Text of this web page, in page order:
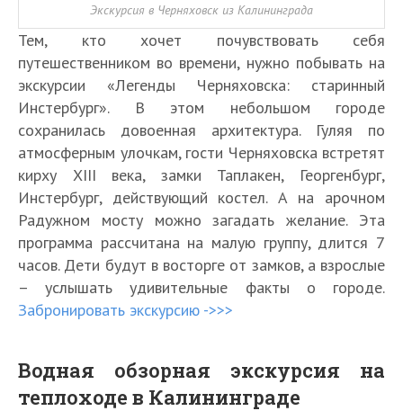
Экскурсия в Черняховск из Калининграда
Тем, кто хочет почувствовать себя
путешественником во времени, нужно побывать на
экскурсии «Легенды Черняховска: старинный
Инстербург». В этом небольшом городе
сохранилась довоенная архитектура. Гуляя по
атмосферным улочкам, гости Черняховска встретят
кирху XIII века, замки Таплакен, Георгенбург,
Инстербург, действующий костел. А на арочном
Радужном мосту можно загадать желание. Эта
программа рассчитана на малую группу, длится 7
часов. Дети будут в восторге от замков, а взрослые
– услышать удивительные факты о городе.
Забронировать экскурсию ->>>
Водная обзорная экскурсия на
теплоходе в Калининграде